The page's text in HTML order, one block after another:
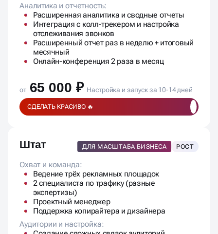
Аналитика и отчетность:
Расширенная аналитика и сводные отчеты
Интеграция с колл-трекером и настройка
отслеживания звонков
Расширенный отчет раз в неделю + итоговый
месячный
Онлайн-конференция 2 раза в месяц
от 65 000 ₽ Настройка и запуск за 10-14 дней
СДЕЛАТЬ КРАСИВО 🔥
Штат ДЛЯ МАСШТАБА БИЗНЕСА РОСТ
Охват и команда:
Ведение трёх рекламных площадок
2 специалиста по трафику (разные
экспертизы)
Проектный менеджер
Поддержка копирайтера и дизайнера
Аудитории и настройка: